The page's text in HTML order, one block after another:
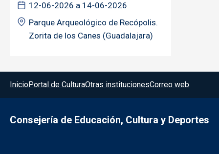
12-06-2026 a 14-06-2026
Parque Arqueológico de Recópolis.
Zorita de los Canes (Guadalajara)
Menú del pie
InicioPortal de CulturaOtras institucionesCorreo web
Consejería de Educación, Cultura y Deportes